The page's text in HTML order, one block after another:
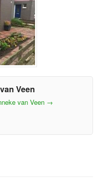
Veen
van Veen →